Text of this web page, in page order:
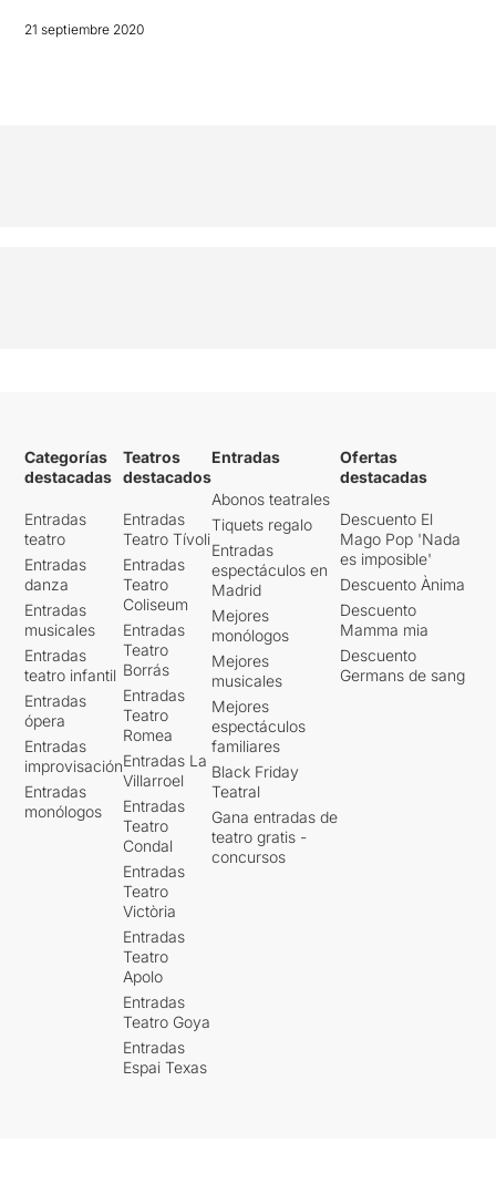
21 septiembre 2020
Categorías
destacadas
Entradas
teatro
Entradas
danza
Entradas
musicales
Entradas
teatro infantil
Entradas
ópera
Entradas
improvisación
Entradas
monólogos
Teatros
destacados
Entradas
Teatro Tívoli
Entradas
Teatro
Coliseum
Entradas
Teatro
Borrás
Entradas
Teatro
Romea
Entradas La
Villarroel
Entradas
Teatro
Condal
Entradas
Teatro
Victòria
Entradas
Teatro
Apolo
Entradas
Teatro Goya
Entradas
Espai Texas
Entradas
Abonos teatrales
Tiquets regalo
Entradas
espectáculos en
Madrid
Mejores
monólogos
Mejores
musicales
Mejores
espectáculos
familiares
Black Friday
Teatral
Gana entradas de
teatro gratis -
concursos
Ofertas
destacadas
Descuento El
Mago Pop 'Nada
es imposible'
Descuento Ànima
Descuento
Mamma mia
Descuento
Germans de sang